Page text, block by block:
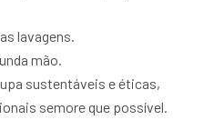
lavagens.
mão.
sustentáveis e éticas,
semore que possível.